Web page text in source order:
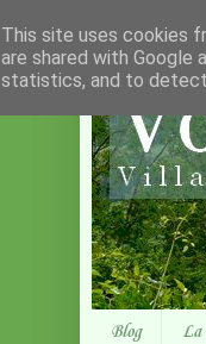
Blog La
This site uses cookies
are shared with Google
statistics, and to detect